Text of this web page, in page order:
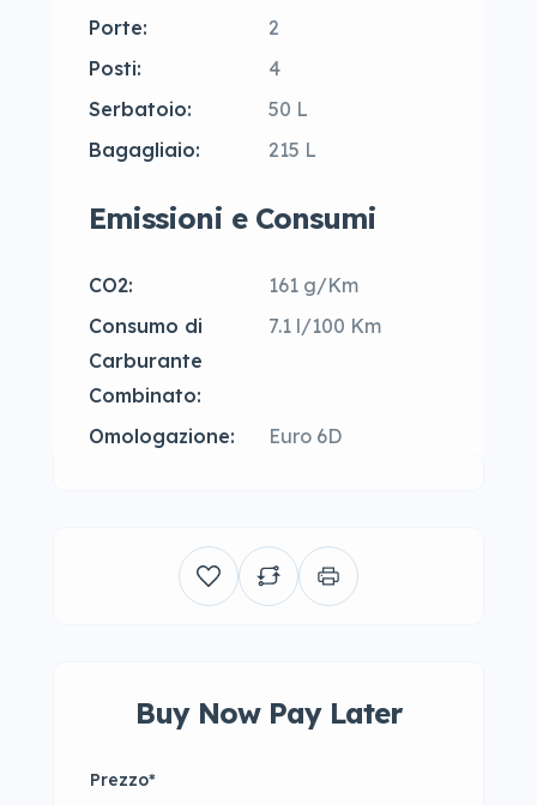
Porte:
2
Posti:
4
Serbatoio:
50 L
Bagagliaio:
215 L
Emissioni e Consumi
CO2:
161 g/Km
Consumo di
Carburante
Combinato:
7.1 l/100 Km
Omologazione: Euro 6D
Buy Now Pay Later
Prezzo*